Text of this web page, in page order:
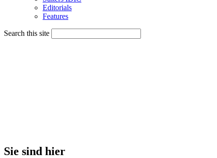
Editorials
Features
Search this site
Sie sind hier